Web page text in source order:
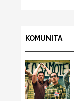
KOMUNITA